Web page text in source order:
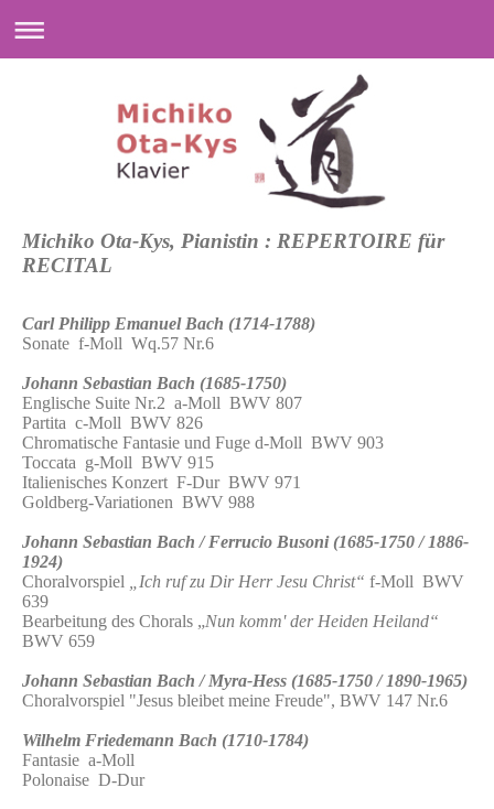
Michiko Ota-Kys, Pianistin : REPERTOIRE für
RECITAL
Carl Philipp Emanuel Bach (1714-1788)
Sonate f-Moll Wq.57 Nr.6
Johann Sebastian Bach (1685-1750)
Englische Suite Nr.2 a-Moll BWV 807
Partita c-Moll BWV 826
Chromatische Fantasie und Fuge d-Moll BWV 903
Toccata g-Moll BWV 915
Italienisches Konzert F-Dur BWV 971
Goldberg-Variationen BWV 988
Johann Sebastian Bach / Ferrucio Busoni (1685-1750 / 1886-
1924)
Choralvorspiel
„Ich ruf zu Dir Herr Jesu Christ“ f-Moll BWV
639
Bearbeitung des Chorals „Nun komm' der Heiden Heiland“
BWV 659
Johann Sebastian Bach / Myra-Hess (1685-1750 / 1890-1965)
Choralvorspiel "Jesus bleibet meine Freude", BWV 147 Nr.6
Wilhelm Friedemann Bach (1710-1784)
Fantasie a-Moll
Polonaise D-Dur